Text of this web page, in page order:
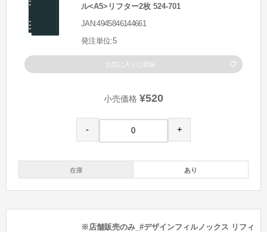
ル<A5>リフター2枚 524-701
JAN:4945846144661
発注単位:5
お気に入りに登録
小売価格 ¥520
- +
在庫 あり
※店舗販売のみ_#デザインフィルノックス リフィ